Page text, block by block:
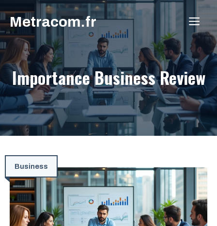
au
contenu
Metracom.fr
Importance Business Review
Business